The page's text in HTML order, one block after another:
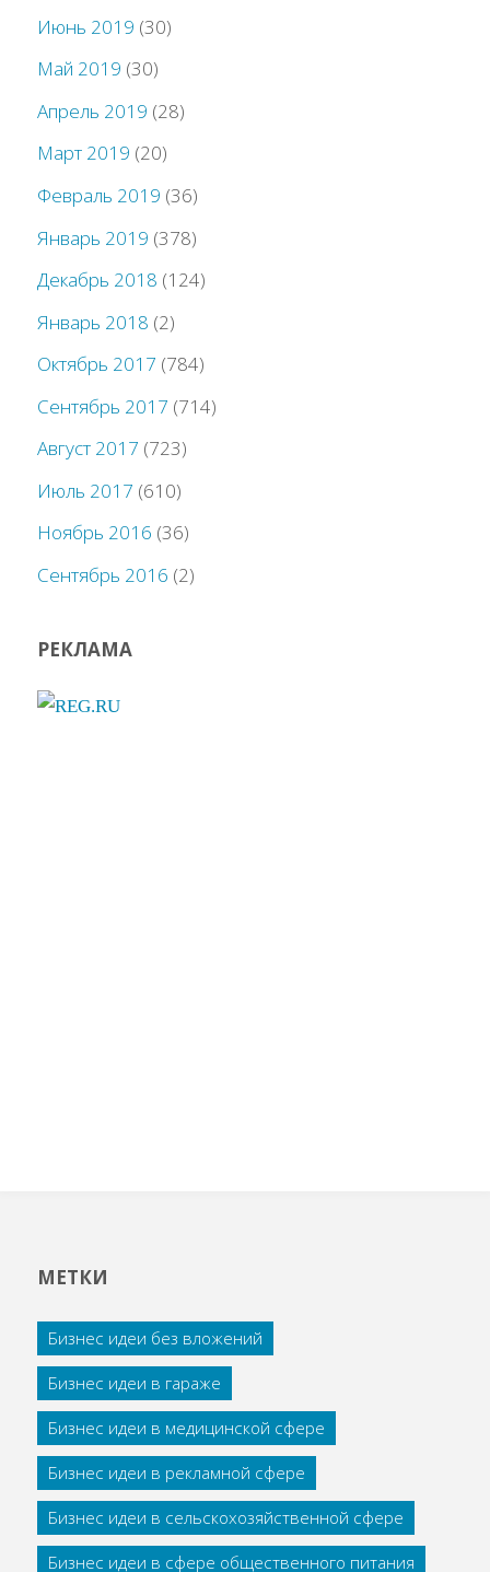
Июнь 2019 (30)
Май 2019 (30)
Апрель 2019 (28)
Март 2019 (20)
Февраль 2019 (36)
Январь 2019 (378)
Декабрь 2018 (124)
Январь 2018 (2)
Октябрь 2017 (784)
Сентябрь 2017 (714)
Август 2017 (723)
Июль 2017 (610)
Ноябрь 2016 (36)
Сентябрь 2016 (2)
РЕКЛАМА
МЕТКИ
Бизнес идеи без вложений
Бизнес идеи в гараже
Бизнес идеи в медицинской сфере
Бизнес идеи в рекламной сфере
Бизнес идеи в сельскохозяйственной сфере
Бизнес идеи в сфере общественного питания